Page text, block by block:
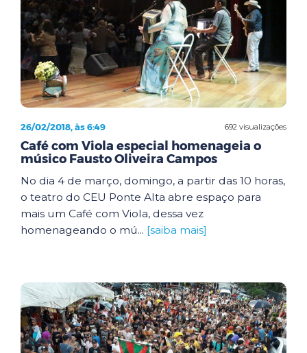
692 visualizações
26/02/2018, às 6:49
Café com Viola especial homenageia o
músico Fausto Oliveira Campos
No dia 4 de março, domingo, a partir das 10 horas,
o teatro do CEU Ponte Alta abre espaço para
mais um Café com Viola, dessa vez
homenageando o mú... [saiba mais]